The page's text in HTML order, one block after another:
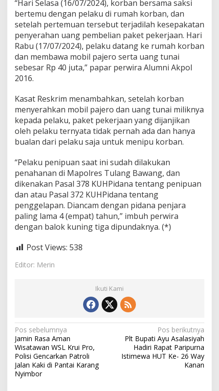
“Hari Selasa (16/07/2024), korban bersama saksi
bertemu dengan pelaku di rumah korban, dan
setelah pertemuan tersebut terjadilah kesepakatan
penyerahan uang pembelian paket pekerjaan. Hari
Rabu (17/07/2024), pelaku datang ke rumah korban
dan membawa mobil pajero serta uang tunai
sebesar Rp 40 juta,” papar perwira Alumni Akpol
2016.
Kasat Reskrim menambahkan, setelah korban
menyerahkan mobil pajero dan uang tunai miliknya
kepada pelaku, paket pekerjaan yang dijanjikan
oleh pelaku ternyata tidak pernah ada dan hanya
bualan dari pelaku saja untuk menipu korban.
“Pelaku penipuan saat ini sudah dilakukan
penahanan di Mapolres Tulang Bawang, dan
dikenakan Pasal 378 KUHPidana tentang penipuan
dan atau Pasal 372 KUHPidana tentang
penggelapan. Diancam dengan pidana penjara
paling lama 4 (empat) tahun,” imbuh perwira
dengan balok kuning tiga dipundaknya. (*)
Post Views: 538
Editor: Merin
Ikuti Kami
N
a
v
i
Pos sebelumnya
Jamin Rasa Aman
Wisatawan WSL Krui Pro,
Polisi Gencarkan Patroli
Jalan Kaki di Pantai Karang
Nyimbor
Pos berikutnya
Plt Bupati Ayu Asalasiyah
Hadiri Rapat Paripurna
Istimewa HUT Ke- 26 Way
Kanan